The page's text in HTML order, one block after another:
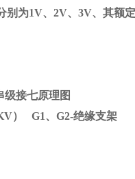
为1V、2V、3V、其额定
级接七原理图
） G1、G2-绝缘支架